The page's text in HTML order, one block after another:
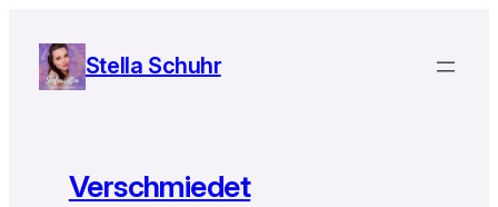
Inhalt
springen
Stella Schuhr
Verschmiedet